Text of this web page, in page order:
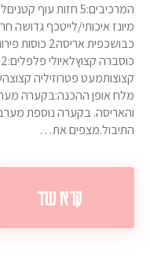
מיונז איכותי/לייטכף גדושה
כבושכפית
קצוצותמעט פטרוזיליה
מלח אופן ההכנה:בקערה
והאריסה. בקערה נוספת
התיבול.מצפים את…
קרא עוד